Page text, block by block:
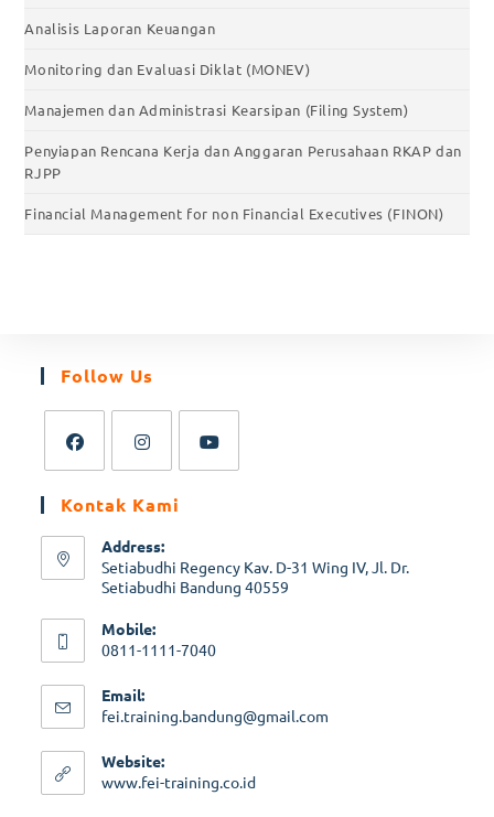
Analisis Laporan Keuangan
Monitoring dan Evaluasi Diklat (MONEV)
Manajemen dan Administrasi Kearsipan (Filing System)
Penyiapan Rencana Kerja dan Anggaran Perusahaan RKAP dan
RJPP
Financial Management for non Financial Executives (FINON)
Follow Us
Kontak Kami
Address:
Setiabudhi Regency Kav. D-31 Wing IV, Jl. Dr.
Setiabudhi Bandung 40559
Mobile:
0811-1111-7040
Email:
fei.training.bandung@gmail.com
Website:
www.fei-training.co.id